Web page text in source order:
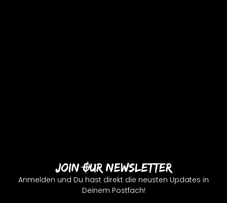
Join Our Newsletter
Anmelden und Du hast direkt die neusten Updates in
Deinem Postfach!